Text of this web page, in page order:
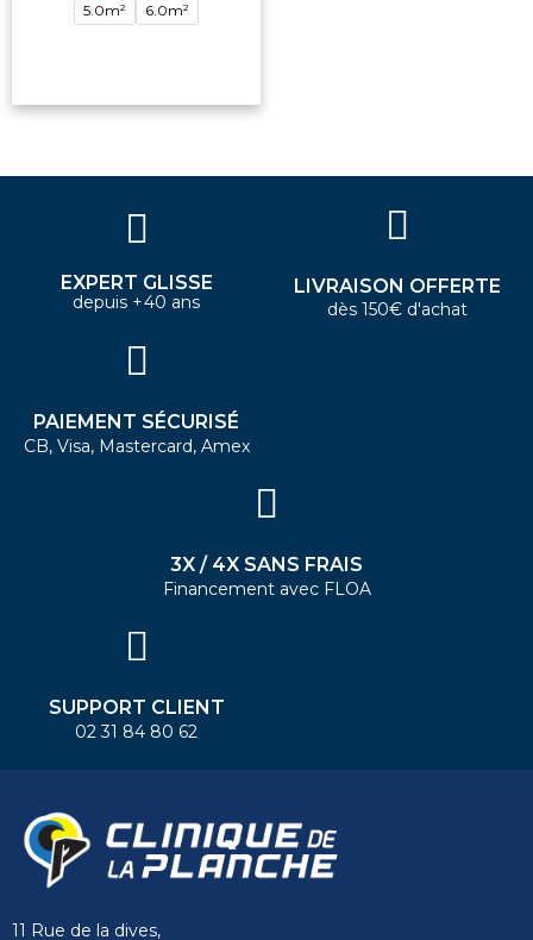
5.0m² 6.0m²
EXPERT GLISSE
depuis +40 ans
LIVRAISON OFFERTE
dès 150€ d'achat
PAIEMENT SÉCURISÉ
CB, Visa, Mastercard, Amex
3X / 4X SANS FRAIS
Financement avec FLOA
SUPPORT CLIENT
02 31 84 80 62
11 Rue de la dives,